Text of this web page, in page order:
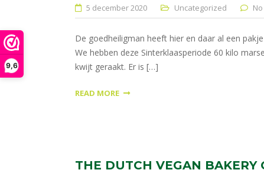
9,6
5 december 2020 Uncategorized
De goedheiligman heeft hier en daar al een
We hebben deze Sinterklaasperiode 60 kilo
kwijt geraakt. Er is […]
READ MORE
THE DUTCH VEGAN BAKERY